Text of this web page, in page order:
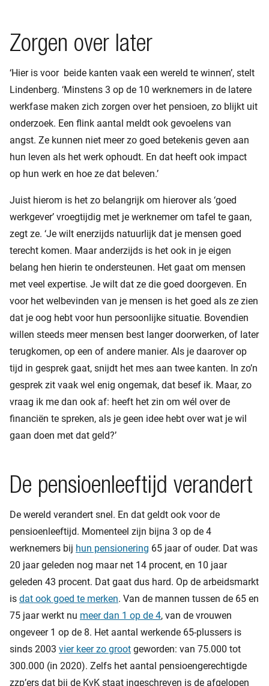
Zorgen over later
‘Hier is voor beide kanten vaak een wereld te winnen’, stelt
Lindenberg. ‘Minstens 3 op de 10 werknemers in de latere
werkfase maken zich zorgen over het pensioen, zo blijkt uit
onderzoek. Een flink aantal meldt ook gevoelens van
angst. Ze kunnen niet meer zo goed betekenis geven aan
hun leven als het werk ophoudt. En dat heeft ook impact
op hun werk en hoe ze dat beleven.’
Juist hierom is het zo belangrijk om hierover als ‘goed
werkgever’ vroegtijdig met je werknemer om tafel te gaan,
zegt ze. ‘Je wilt enerzijds natuurlijk dat je mensen goed
terecht komen. Maar anderzijds is het ook in je eigen
belang hen hierin te ondersteunen. Het gaat om mensen
met veel expertise. Je wilt dat ze die goed doorgeven. En
voor het welbevinden van je mensen is het goed als ze zien
dat je oog hebt voor hun persoonlijke situatie. Bovendien
willen steeds meer mensen best langer doorwerken, of later
terugkomen, op een of andere manier. Als je daarover op
tijd in gesprek gaat, snijdt het mes aan twee kanten. In zo’n
gesprek zit vaak wel enig ongemak, dat besef ik. Maar, zo
vraag ik me dan ook af: heeft het zin om wél over de
financiën te spreken, als je geen idee hebt over wat je wil
gaan doen met dat geld?’
De pensioenleeftijd verandert
De wereld verandert snel. En dat geldt ook voor de
pensioenleeftijd. Momenteel zijn bijna 3 op de 4
werknemers bij hun pensionering 65 jaar of ouder. Dat was
20 jaar geleden nog maar net 14 procent, en 10 jaar
geleden 43 procent. Dat gaat dus hard. Op de arbeidsmarkt
is dat ook goed te merken. Van de mannen tussen de 65 en
75 jaar werkt nu meer dan 1 op de 4, van de vrouwen
ongeveer 1 op de 8. Het aantal werkende 65-plussers is
sinds 2003 vier keer zo groot geworden: van 75.000 tot
300.000 (in 2020). Zelfs het aantal pensioengerechtigde
zzp’ers dat bij de KvK staat ingeschreven is de afgelopen